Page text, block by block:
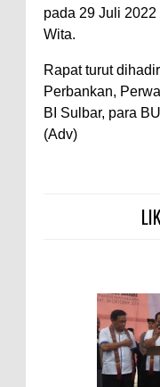
pada 29 Juli
Wita.
Rapat turut
Perbankan,
BI Sulbar, para
(Adv)